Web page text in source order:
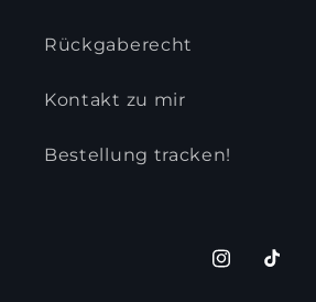
Rückgaberecht
Kontakt zu mir
Bestellung tracken!
Instagram
TikTok